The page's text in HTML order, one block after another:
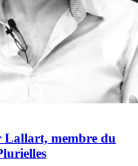
Lallart, membre du